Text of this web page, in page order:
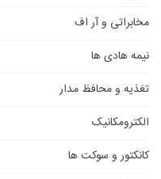
مخابراتی و آر اف
نیمه هادی ها
تغذیه و محافظ مدار
الکترومکانیک
کانکتور و سوکت ها